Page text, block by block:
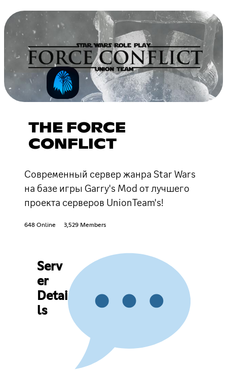
THE FORCE
CONFLICT
Современный сервер жанра Star Wars
на базе игры Garry's Mod от лучшего
проекта серверов UnionTeam's!
648 Online 3,529 Members
Serv
er
Detai
ls